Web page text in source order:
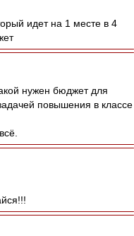
идет на 1 месте в 4
нужен бюджет для
повышения в классе